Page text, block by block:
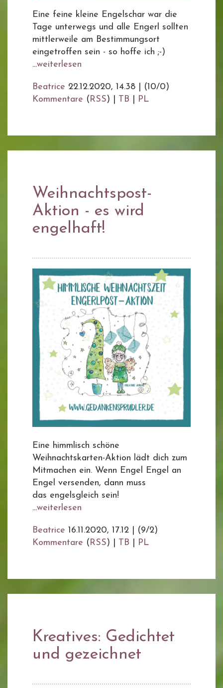
Eine feine kleine Engelschar war die
Tage unterwegs und alle Engerl sollten
mittlerweile am Bestimmungsort
eingetroffen sein - so hoffe ich ;-)
...weiterlesen
Beatrice 22.12.2020, 14.38
(10/0)
Kommentare (RSS) | TB PL
Weihnachtspost-
Aktion - es wird
engelhaft!
Eine himmlisch schöne
Weihnachtskarten-Aktion lädt dich zum
Mitmachen ein. Wenn Engel Engel an
Engel versenden, dann muss
das engelsgleich sein!
...weiterlesen
Beatrice 16.11.2020, 17.12
(9/2)
Kommentare (RSS) | TB PL
Kreatives: Gedichtet
und gezeichnet